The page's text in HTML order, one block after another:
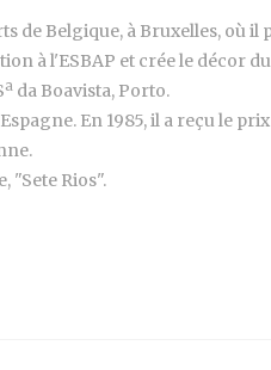
de Belgique, à Bruxelles, où
à l'ESBAP et crée le décor
da Boavista, Porto.
En 1985, il a reçu le prix
"Sete Rios".